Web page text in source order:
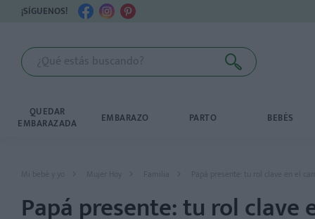
¡SÍGUENOS!
QUEDAR
EMBARAZADA EMBARAZO PARTO BEBÉS
Mi bebé y yo Mujer Hoy Familia Papá presente: tu rol clave en el
Papá presente: tu rol